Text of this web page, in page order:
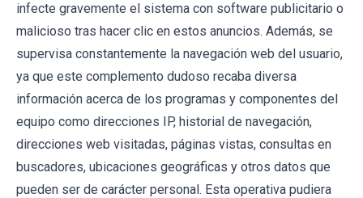
infecte gravemente el sistema con software publicitario o
malicioso tras hacer clic en estos anuncios. Además, se
supervisa constantemente la navegación web del usuario,
ya que este complemento dudoso recaba diversa
información acerca de los programas y componentes del
equipo como direcciones IP, historial de navegación,
direcciones web visitadas, páginas vistas, consultas en
buscadores, ubicaciones geográficas y otros datos que
pueden ser de carácter personal. Esta operativa pudiera